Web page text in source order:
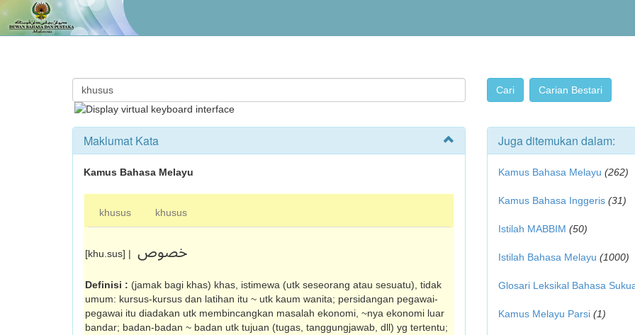
Maklumat Kata
Kamus Bahasa Melayu
khusus khusus
[khu.sus] | خصوص
Definisi : (jamak bagi khas) khas, istimewa (utk seseorang atau sesuatu), tidak
umum: kursus-kursus dan latihan itu ~ utk kaum wanita; persidangan pegawai-
pegawai itu diadakan utk membincangkan masalah ekonomi, ~nya ekonomi luar
bandar; badan-badan ~ badan utk tujuan (tugas, tanggungjawab, dll) yg tertentu;
Juga ditemukan dalam:
Kamus Bahasa Melayu (262)
Kamus Bahasa Inggeris (31)
Istilah MABBIM (50)
Istilah Bahasa Melayu (1000)
Glosari Leksikal Bahasa
Kamus Melayu Parsi (1)